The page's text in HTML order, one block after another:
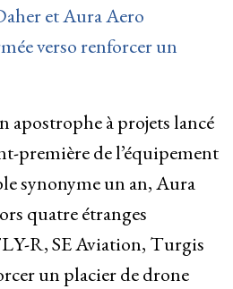
et Aura Aero
verso renforcer un
apostrophe à projets lancé
première de l’équipement
synonyme un an, Aura
quatre étranges
R, SE Aviation, Turgis
un placier de drone